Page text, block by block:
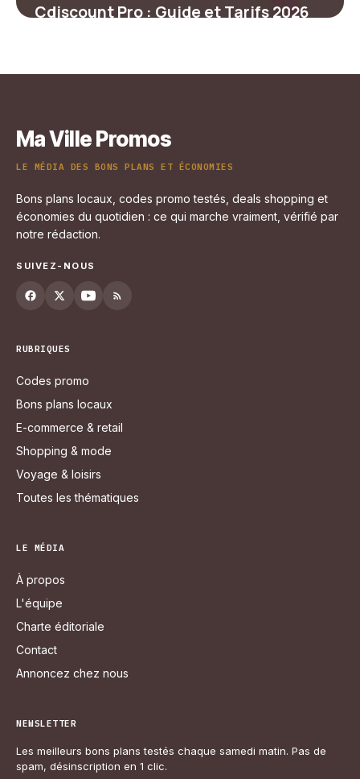
Cdiscount Pro : Guide et Tarifs 2026
Ma Ville Promos
LE MÉDIA DES BONS PLANS ET ÉCONOMIES
Bons plans locaux, codes promo testés, deals shopping et
économies du quotidien : ce qui marche vraiment, vérifié par
notre rédaction.
SUIVEZ-NOUS
RUBRIQUES
Codes promo
Bons plans locaux
E-commerce & retail
Shopping & mode
Voyage & loisirs
Toutes les thématiques
LE MÉDIA
À propos
L'équipe
Charte éditoriale
Contact
Annoncez chez nous
NEWSLETTER
Les meilleurs bons plans testés chaque samedi matin. Pas de
spam, désinscription en 1 clic.